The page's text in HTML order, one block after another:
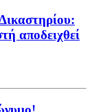
αποδειχθεί